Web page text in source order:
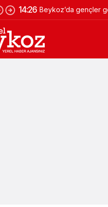
14:26 Beykoz’da gençler